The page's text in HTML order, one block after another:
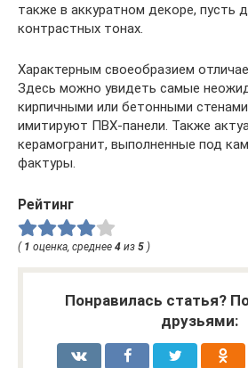
также в аккуратном декоре, пусть
контрастных тонах.
Характерным своеобразием
Здесь можно увидеть самые
кирпичными или бетонными
имитируют ПВХ-панели. Также
керамогранит, выполненные под
фактуры.
Рейтинг
( 1 оценка, среднее 4 из 5 )
Понравилась статья?
друзьями: